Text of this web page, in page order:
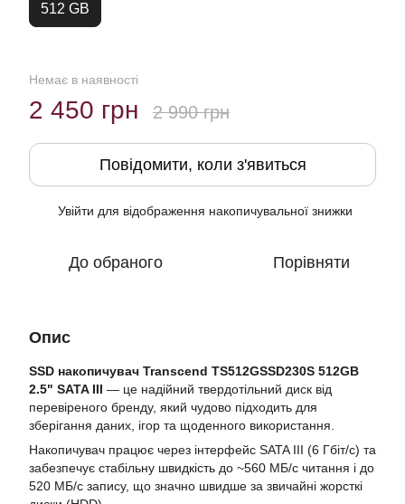
512 GB
Немає в наявності
2 450 грн 2 990 грн
Повідомити, коли з'явиться
Увійти для відображення накопичувальної знижки
До обраного Порівняти
Опис
SSD накопичувач Transcend TS512GSSD230S 512GB
2.5" SATA III — це надійний твердотільний диск від
перевіреного бренду, який чудово підходить для
зберігання даних, ігор та щоденного використання.
Накопичувач працює через інтерфейс SATA III (6 Гбіт/с) та
забезпечує стабільну швидкість до ~560 МБ/с читання і до
520 МБ/с запису, що значно швидше за звичайні жорсткі